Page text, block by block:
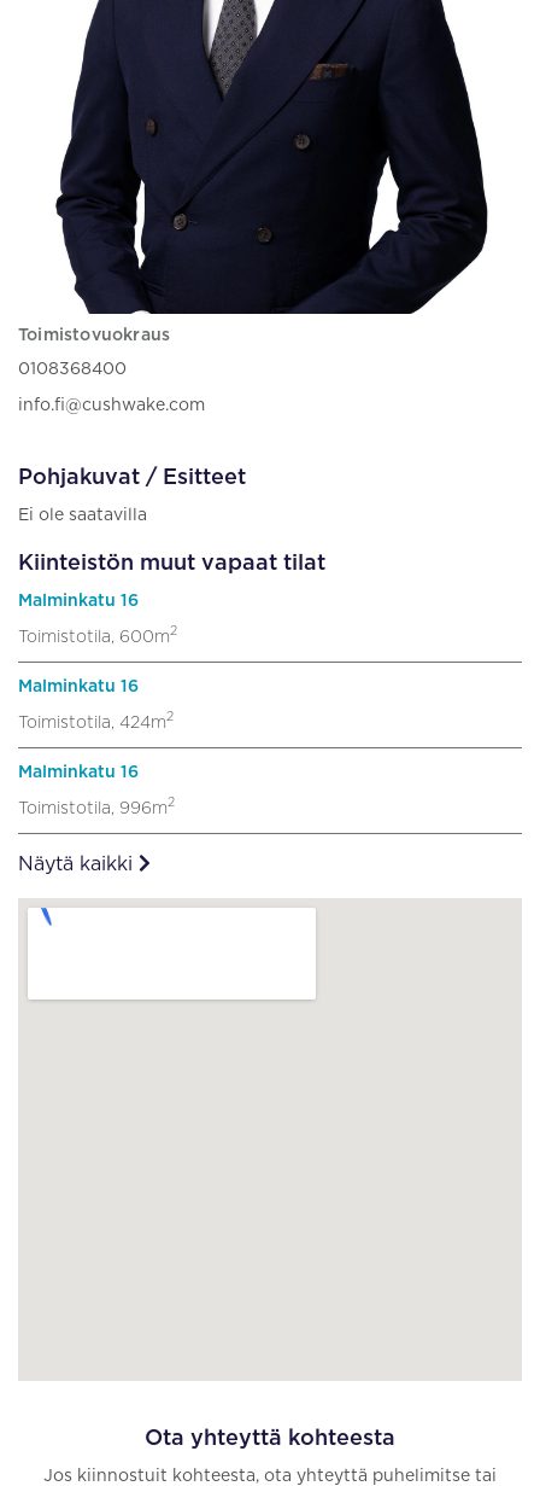
Toimistovuokraus
0108368400
info.fi@cushwake.com
Pohjakuvat / Esitteet
Ei ole saatavilla
Kiinteistön muut vapaat tilat
Malminkatu 16
Toimistotila, 600m2
Malminkatu 16
Toimistotila, 424m2
Malminkatu 16
Toimistotila, 996m2
Näytä kaikki
Ota yhteyttä kohteesta
Jos kiinnostuit kohteesta, ota yhteyttä puhelimitse tai